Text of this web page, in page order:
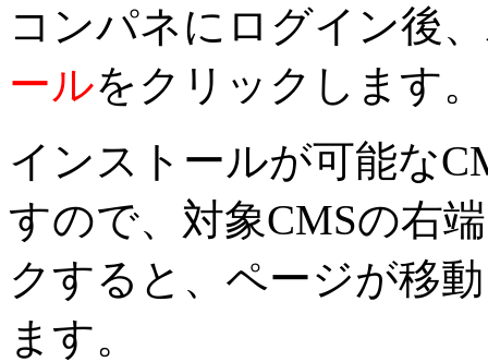
コンパネにログイン後
ールをクリックします。
インストールが可能な
すので、対象CMSの右
クすると、ページが移
ます。